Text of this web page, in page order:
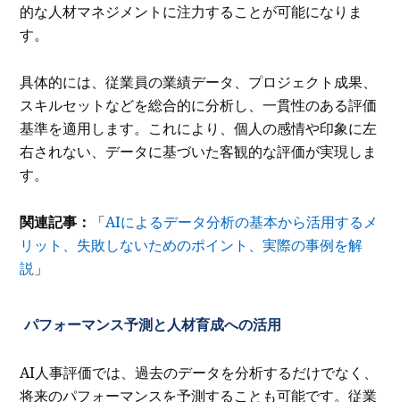
的な人材マネジメントに注力することが可能になりま
す。
具体的には、従業員の業績データ、プロジェクト成果、
スキルセットなどを総合的に分析し、一貫性のある評価
基準を適用します。これにより、個人の感情や印象に左
右されない、データに基づいた客観的な評価が実現しま
す。
関連記事： 「AIによるデータ分析の基本から活用するメ
リット、失敗しないためのポイント、実際の事例を解
説 」
パフォーマンス予測と人材育成への活用
AI人事評価では、過去のデータを分析するだけでなく、
将来のパフォーマンスを予測することも可能です。従業